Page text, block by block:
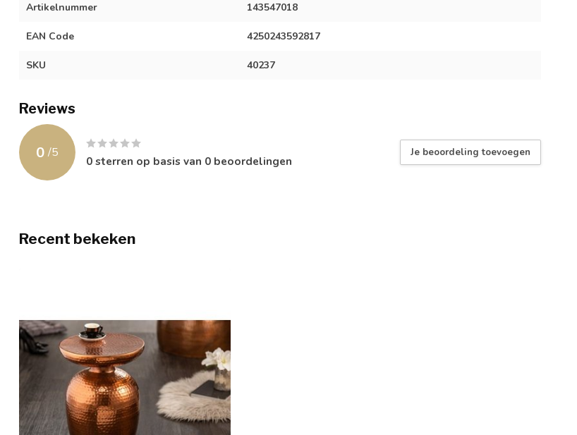
Artikelnummer 143547018
EAN Code 4250243592817
SKU 40237
Reviews
0 /5
0sterren op basis van 0 beoordelingen
Je beoordeling toevoegen
Recent bekeken